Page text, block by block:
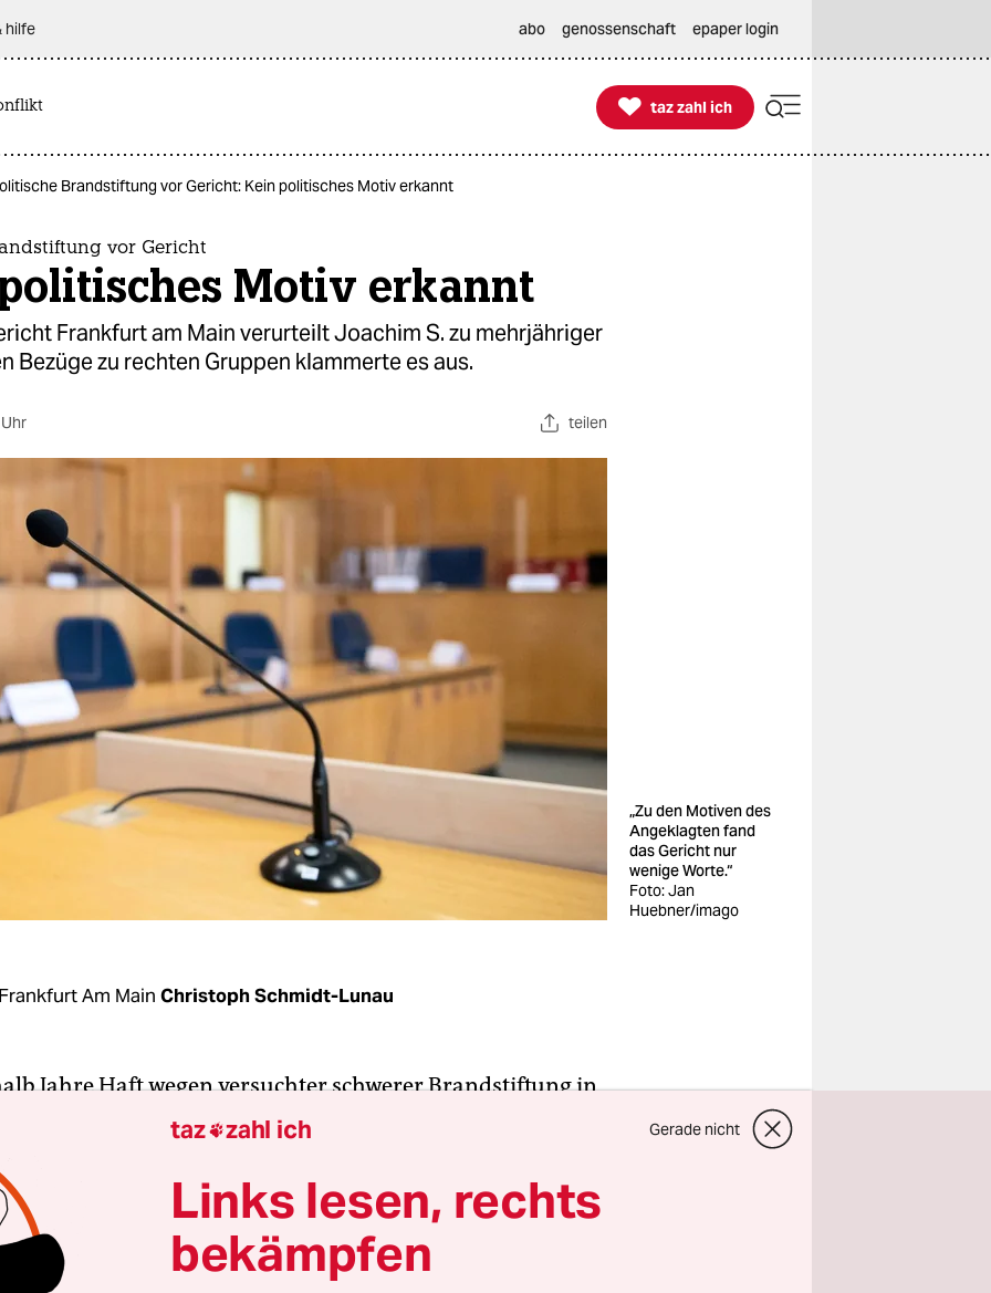
hilfe abo genossenschaft epaper login

taz zahl ich
taz zahl ich
Brandstiftung vor Gericht: Kein politisches Motiv erkannt
vor Gericht
Motiv erkannt
Frankfurt am Main verurteilt Joachim S. zu mehrjähriger
Bezüge zu rechten Gruppen klammerte es aus.
teilen
„Zu den Motiven des
Angeklagten fand
das Gericht nur
wenige Worte.“
Foto: Jan
Huebner/imago
Am Main Christoph Schmidt-Lunau
Jahre Haft wegen versuchter schwerer Brandstiftung in
und versuchter Brandstiftung in weiteren drei Fällen, zum
mit gefährlicher Körperverletzung und
So lautet das Urteil gegen Joachim S. Ein politisches
Taten wollte das Landgericht Frankfurt nicht erkennen.
Erwerbslose musste sich vor Gericht wegen einer Serie
taz zahl ich Gerade nicht
Links lesen, rechts
bekämpfen